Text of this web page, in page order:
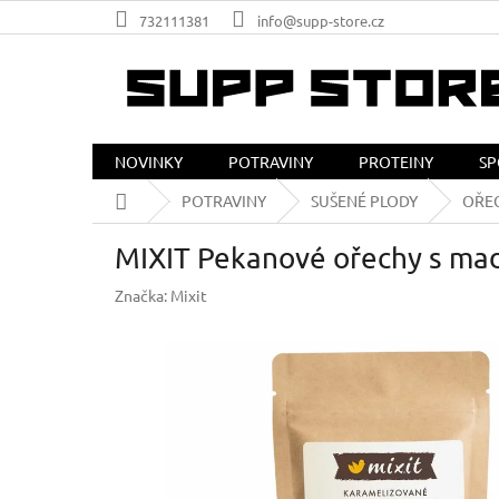
na
732111381 info@supp-store.cz
NOVINKY POTRAVINY PROTEINY
Domů
POTRAVINY SUŠENÉ PLODY
MIXIT Pekanové ořechy s
Značka: Mixit